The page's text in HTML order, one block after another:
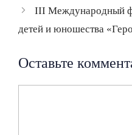
III Международный
детей и юношества
Оставьте